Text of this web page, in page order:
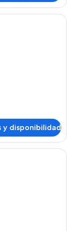
con cama, sofá,
y disponibilidad
de alta calidad,